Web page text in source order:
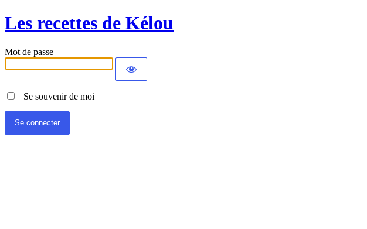
Les recettes de Kélou
Mot de passe
Se souvenir de moi